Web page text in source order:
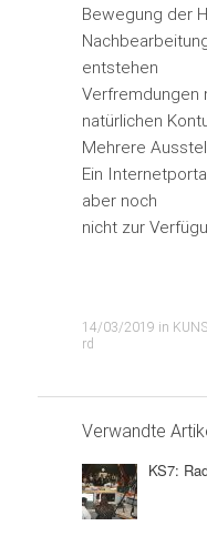
Bewegung der
entstehen
Verfremdungen
natürlichen
Mehrere
Ein
aber noch
nicht zur
14/03/2019 in
rd
Verwandte
KS7: